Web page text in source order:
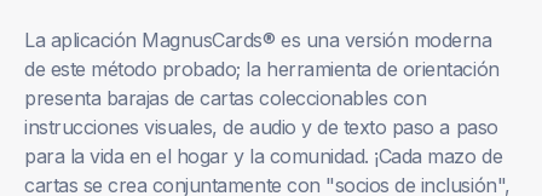
La aplicación MagnusCards® es una versión moderna
de este método probado; la herramienta de orientación
presenta barajas de cartas coleccionables con
instrucciones visuales, de audio y de texto paso a paso
para la vida en el hogar y la comunidad. ¡Cada mazo de
cartas se crea conjuntamente con "socios de inclusión",